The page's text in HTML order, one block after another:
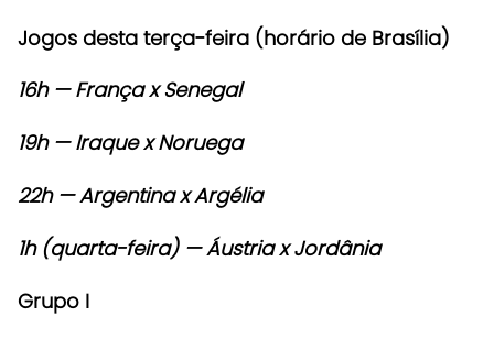
Jogos desta terça-feira (horário de Brasília)
16h— França x Senegal
19h— Iraque x Noruega
22h— Argentina x Argélia
1h (quarta-feira)— Áustria x Jordânia
Grupo I